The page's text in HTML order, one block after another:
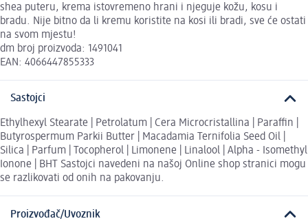
shea puteru, krema istovremeno hrani i njeguje kožu, kosu i
bradu. Nije bitno da li kremu koristite na kosi ili bradi, sve će ostati
na svom mjestu!
dm broj proizvoda: 1491041
EAN: 4066447855333
Sastojci
Ethylhexyl Stearate | Petrolatum | Cera Microcristallina | Paraffin |
Butyrospermum Parkii Butter | Macadamia Ternifolia Seed Oil |
Silica | Parfum | Tocopherol | Limonene | Linalool | Alpha - Isomethyl
Ionone | BHT Sastojci navedeni na našoj Online shop stranici mogu
se razlikovati od onih na pakovanju.
Proizvođač/Uvoznik